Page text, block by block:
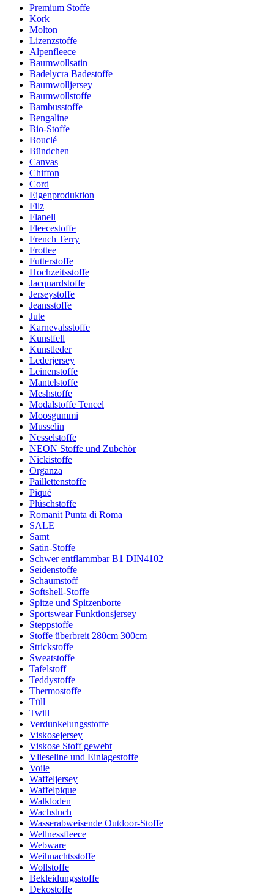
Premium Stoffe
Kork
Molton
Lizenzstoffe
Alpenfleece
Baumwollsatin
Badelycra Badestoffe
Baumwolljersey
Baumwollstoffe
Bambusstoffe
Bengaline
Bio-Stoffe
Bouclé
Bündchen
Canvas
Chiffon
Cord
Eigenproduktion
Filz
Flanell
Fleecestoffe
French Terry
Frottee
Futterstoffe
Hochzeitsstoffe
Jacquardstoffe
Jerseystoffe
Jeansstoffe
Jute
Karnevalsstoffe
Kunstfell
Kunstleder
Lederjersey
Leinenstoffe
Mantelstoffe
Meshstoffe
Modalstoffe Tencel
Moosgummi
Musselin
Nesselstoffe
NEON Stoffe und Zubehör
Nickistoffe
Organza
Paillettenstoffe
Piqué
Plüschstoffe
Romanit Punta di Roma
SALE
Samt
Satin-Stoffe
Schwer entflammbar B1 DIN4102
Seidenstoffe
Schaumstoff
Softshell-Stoffe
Spitze und Spitzenborte
Sportswear Funktionsjersey
Steppstoffe
Stoffe überbreit 280cm 300cm
Strickstoffe
Sweatstoffe
Tafelstoff
Teddystoffe
Thermostoffe
Tüll
Twill
Verdunkelungsstoffe
Viskosejersey
Viskose Stoff gewebt
Vlieseline und Einlagestoffe
Voile
Waffeljersey
Waffelpique
Walkloden
Wachstuch
Wasserabweisende Outdoor-Stoffe
Wellnessfleece
Webware
Weihnachtsstoffe
Wollstoffe
Bekleidungsstoffe
Dekostoffe